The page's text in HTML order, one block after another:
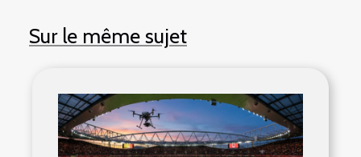
Sur le même sujet